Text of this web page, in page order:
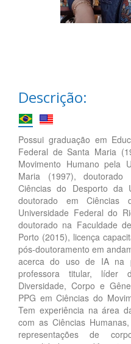
Descrição:
Possui graduação em
Federal de Santa Maria
Movimento Humano pela
Maria (1997),
Ciências do Desporto da
doutorado em Ciências
Universidade Federal do
doutorado na Faculdade
Porto (2015), licença
pós-doutoramento em
acerca do uso de IA na
professora titular, líder
Diversidade, Corpo e
PPG em Ciências do
Tem experiência na área
com as Ciências
representações de